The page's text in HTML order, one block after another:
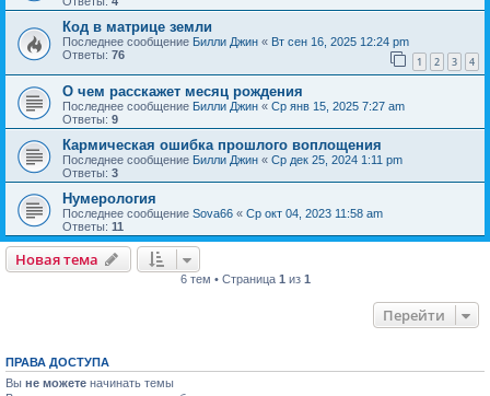
Код в матрице земли
Последнее сообщение Билли Джин « Вт сен 16, 2025 12:24 pm
Ответы: 76 1 2 3 4
О чем расскажет месяц рождения
Последнее сообщение Билли Джин « Ср янв 15, 2025 7:27 am
Ответы: 9
Кармическая ошибка прошлого воплощения
Последнее сообщение Билли Джин « Ср дек 25, 2024 1:11 pm
Ответы: 3
Нумерология
Последнее сообщение Sova66 « Ср окт 04, 2023 11:58 am
Ответы: 11
Новая тема
6 тем • Страница 1 из 1
Перейти
ПРАВА ДОСТУПА
Вы не можете начинать темы